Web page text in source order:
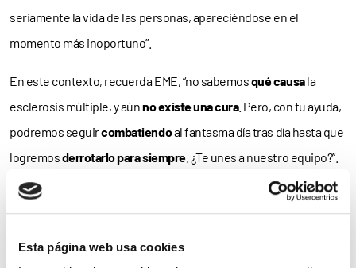
Esta página web usa cookies
seriamente la vida de las personas, apareciéndose en el
momento más inoportuno”.
En este contexto, recuerda EME, “no sabemosqué causala
esclerosis múltiple, y aúnno existe una cura. Pero, con tu ayuda,
podremos seguircombatiendoal fantasma día tras día hasta que
logremosderrotarlo para siempre. ¿Te unes a nuestro equipo?”.
Humor
puesta en marcha con la colaboración del diseñador